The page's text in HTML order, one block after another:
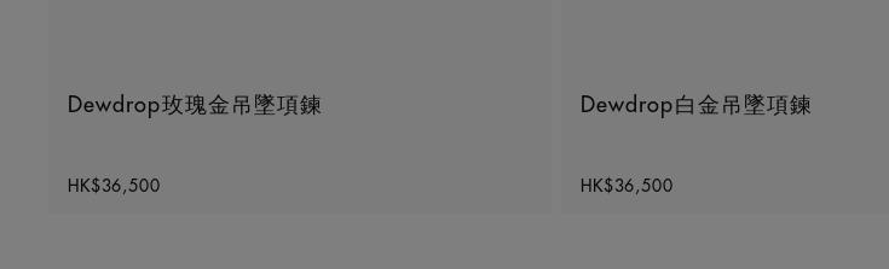
Dewdrop玫瑰金吊墜項鍊
HK$36,500
Dewdrop白金吊墜項鍊
HK$36,500